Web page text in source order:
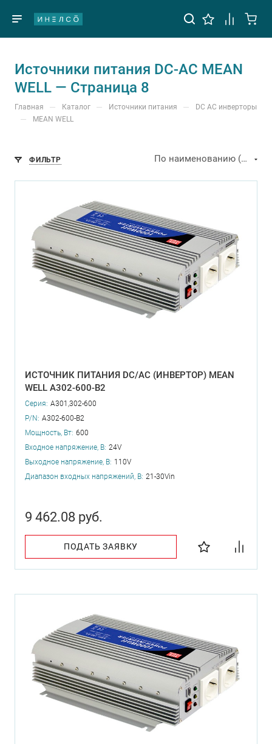
Источники питания DC-AC MEAN
WELL — Страница 8
Главная — Каталог — Источники питания — DC AC инверторы
— MEAN WELL
ФИЛЬТР По наименованию (А-Я)
ИСТОЧНИК ПИТАНИЯ DC/AC (ИНВЕРТОР) MEAN
WELL A302-600-B2
Серия: A301,302-600
P/N: A302-600-B2
Мощность, Вт: 600
Входное напряжение, В: 24V
Выходное напряжение, В: 110V
Диапазон входных напряжений, В: 21-30Vin
9 462.08 руб.
ПОДАТЬ ЗАЯВКУ